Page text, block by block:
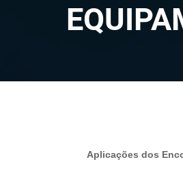
Aplicações dos